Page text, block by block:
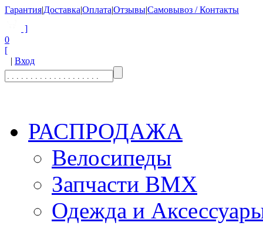
Гарантия|Доставка|Оплата|Отзывы|Самовывоз / Контакты
]
0
[
| Вход
РАСПРОДАЖА
Велосипеды
Запчасти BMX
Одежда и